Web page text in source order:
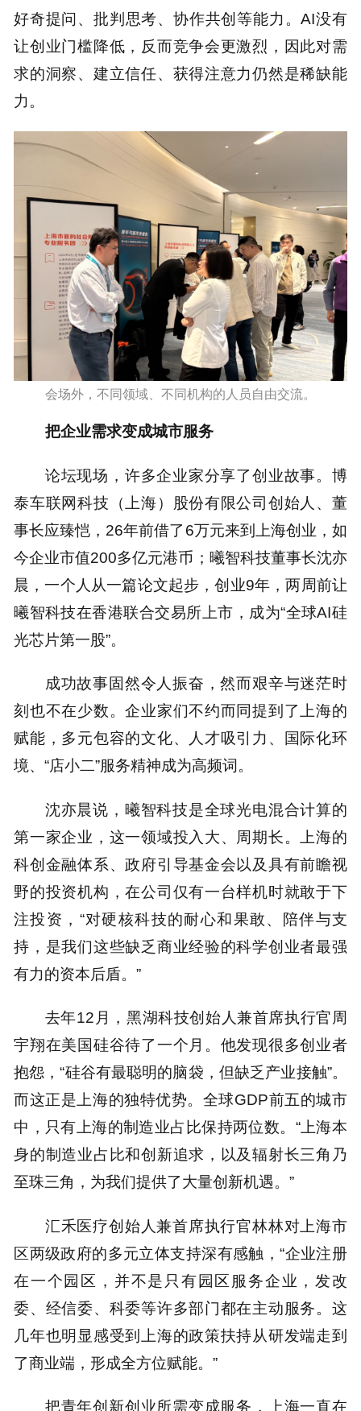
好奇提问、批判思考、协作共创等能力。AI没有
让创业门槛降低，反而竞争会更激烈，因此对需
求的洞察、建立信任、获得注意力仍然是稀缺能
力。
会场外，不同领域、不同机构的人员自由交流。
把企业需求变成城市服务
论坛现场，许多企业家分享了创业故事。博
泰车联网科技（上海）股份有限公司创始人、董
事长应臻恺，26年前借了6万元来到上海创业，如
今企业市值200多亿元港币；曦智科技董事长沈亦
晨，一个人从一篇论文起步，创业9年，两周前让
曦智科技在香港联合交易所上市，成为“全球AI硅
光芯片第一股”。
成功故事固然令人振奋，然而艰辛与迷茫时
刻也不在少数。企业家们不约而同提到了上海的
赋能，多元包容的文化、人才吸引力、国际化环
境、“店小二”服务精神成为高频词。
沈亦晨说，曦智科技是全球光电混合计算的
第一家企业，这一领域投入大、周期长。上海的
科创金融体系、政府引导基金会以及具有前瞻视
野的投资机构，在公司仅有一台样机时就敢于下
注投资，“对硬核科技的耐心和果敢、陪伴与支
持，是我们这些缺乏商业经验的科学创业者最强
有力的资本后盾。”
去年12月，黑湖科技创始人兼首席执行官周
宇翔在美国硅谷待了一个月。他发现很多创业者
抱怨，“硅谷有最聪明的脑袋，但缺乏产业接触”。
而这正是上海的独特优势。全球GDP前五的城市
中，只有上海的制造业占比保持两位数。“上海本
身的制造业占比和创新追求，以及辐射长三角乃
至珠三角，为我们提供了大量创新机遇。”
汇禾医疗创始人兼首席执行官林林对上海市
区两级政府的多元立体支持深有感触，“企业注册
在一个园区，并不是只有园区服务企业，发改
委、经信委、科委等许多部门都在主动服务。这
几年也明显感受到上海的政策扶持从研发端走到
了商业端，形成全方位赋能。”
把青年创新创业所需变成服务，上海一直在